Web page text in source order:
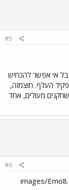
#5
אי אפשר להכחיש
העלף. חוצמזה,
מעולים, אחד
#6